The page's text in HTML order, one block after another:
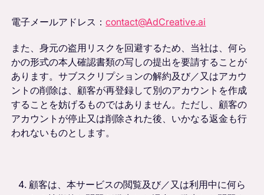
電子メールアドレス：contact@AdCreative.ai
また、身元の盗用リスクを回避するため、当社は、何ら
かの形式の本人確認書類の写しの提出を要請することが
あります。サブスクリプションの解約及び／又はアカウ
ントの削除は、顧客が再登録して別のアカウントを作成
することを妨げるものではありません。ただし、顧客の
アカウントが停止又は削除された後、いかなる返金も行
われないものとします。
顧客は、本サービスの閲覧及び／又は利用中に何ら